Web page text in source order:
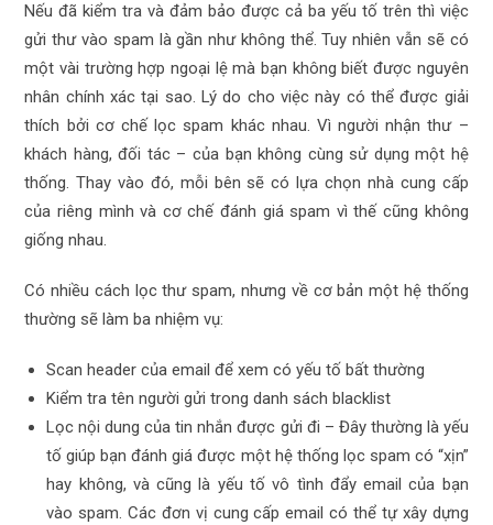
Nếu đã kiểm tra và đảm bảo được cả ba yếu tố trên thì việc
gửi thư vào spam là gần như không thể. Tuy nhiên vẫn sẽ có
một vài trường hợp ngoại lệ mà bạn không biết được nguyên
nhân chính xác tại sao. Lý do cho việc này có thể được giải
thích bởi cơ chế lọc spam khác nhau. Vì người nhận thư –
khách hàng, đối tác – của bạn không cùng sử dụng một hệ
thống. Thay vào đó, mỗi bên sẽ có lựa chọn nhà cung cấp
của riêng mình và cơ chế đánh giá spam vì thế cũng không
giống nhau.
Có nhiều cách lọc thư spam, nhưng về cơ bản một hệ thống
thường sẽ làm ba nhiệm vụ:
Scan header của email để xem có yếu tố bất thường
Kiểm tra tên người gửi trong danh sách blacklist
Lọc nội dung của tin nhắn được gửi đi – Đây thường là yếu
tố giúp bạn đánh giá được một hệ thống lọc spam có “xịn”
hay không, và cũng là yếu tố vô tình đẩy email của bạn
vào spam. Các đơn vị cung cấp email có thể tự xây dựng